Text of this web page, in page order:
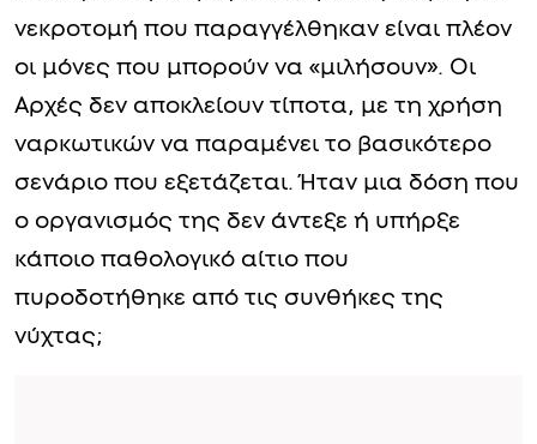
νεκροτομή που παραγγέλθηκαν είναι πλέον
οι μόνες που μπορούν να «μιλήσουν». Οι
Αρχές δεν αποκλείουν τίποτα, με τη χρήση
ναρκωτικών να παραμένει το βασικότερο
σενάριο που εξετάζεται. Ήταν μια δόση που
ο οργανισμός της δεν άντεξε ή υπήρξε
κάποιο παθολογικό αίτιο που
πυροδοτήθηκε από τις συνθήκες της
νύχτας;